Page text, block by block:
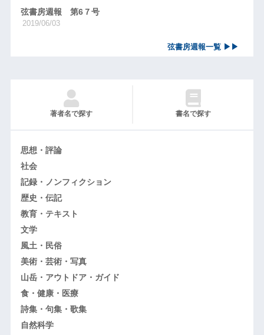
弦書房週報 第6７号
2019/06/03
弦書房週報一覧 ▶▶
著者名で探す 書名で探す
思想・評論
社会
記録・ノンフィクション
歴史・伝記
教育・テキスト
文学
風土・民俗
美術・芸術・写真
山岳・アウトドア・ガイド
食・健康・医療
詩集・句集・歌集
自然科学